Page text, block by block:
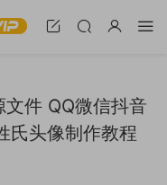
件 QQ微信抖音
氏头像制作教程